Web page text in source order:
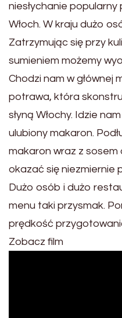
niesłychanie
Włoch. W kraju dużo
Zatrzymując się przy
sumieniem możemy
Chodzi nam w głównej
potrawa, która
słyną Włochy. Idzie
ulubiony makaron.
makaron wraz z sosem
okazać się niezmiernie
Dużo osób i dużo
menu taki przysmak.
prędkość
Zobacz film